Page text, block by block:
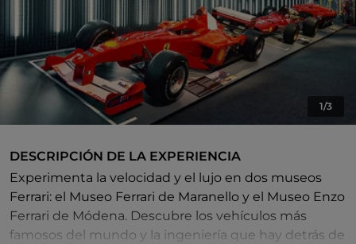
1/3
DESCRIPCIÓN DE LA EXPERIENCIA
Experimenta la velocidad y el lujo en dos museos
Ferrari: el Museo Ferrari de Maranello y el Museo Enzo
Ferrari de Módena. Descubre los vehículos más
famosos del mundo y la ingeniería que hay detrás de